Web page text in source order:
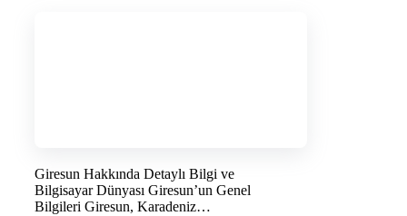
Giresun Hakkında Detaylı Bilgi ve
Bilgisayar Dünyası Giresun’un Genel
Bilgileri Giresun, Karadeniz